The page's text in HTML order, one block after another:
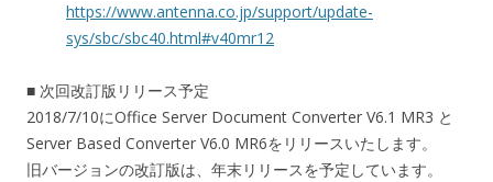
https://www.antenna.co.jp/support/update-
sys/sbc/sbc40.html#v40mr12
■ 次回改訂版リリース予定
2018/7/10にOffice Server Document Converter V6.1 MR3 と
Server Based Converter V6.0 MR6をリリースいたします。
旧バージョンの改訂版は、年末リリースを予定しています。